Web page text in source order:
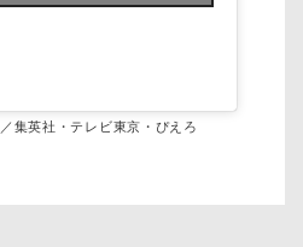
集英社・テレビ東京・ぴえろ